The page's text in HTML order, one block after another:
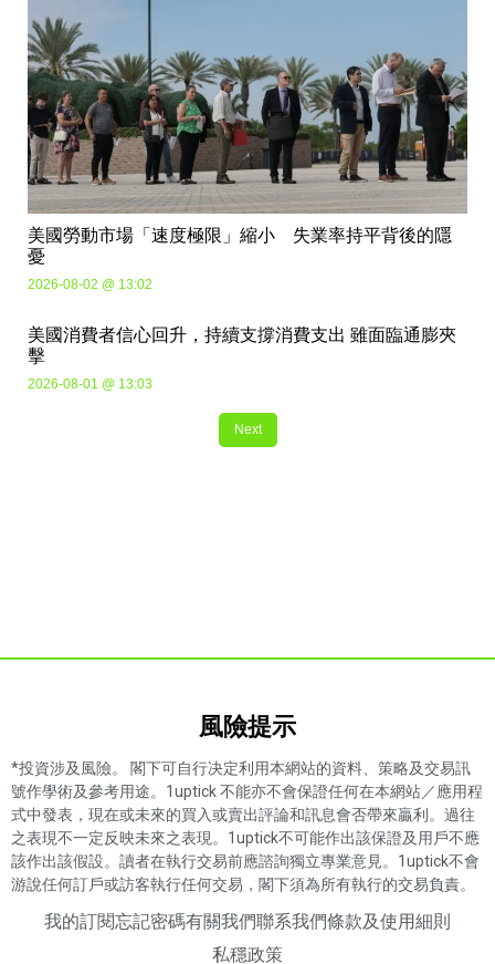
美國勞動市場「速度極限」縮小 失業率持平背後的隱
憂
2026-08-02 @ 13:02
美國消費者信心回升，持續支撐消費支出 雖面臨通膨夾
擊
2026-08-01 @ 13:03
Next
風險提示​
*投資涉及風險。 閣下可自行决定利用本網站的資料、策略及交易訊
號作學術及參考用途。1uptick 不能亦不會保證任何在本網站／應用程
式中發表，現在或未來的買入或賣出評論和訊息會否帶來贏利。過往
之表現不一定反映未來之表現。1uptick不可能作出該保證及用戶不應
該作出該假設。讀者在執行交易前應諮詢獨立專業意見。1uptick不會
游說任何訂戶或訪客執行任何交易，閣下須為所有執行的交易負責。
我的訂閱忘記密碼有關我們聯系我們條款及使用細則
私穩政策